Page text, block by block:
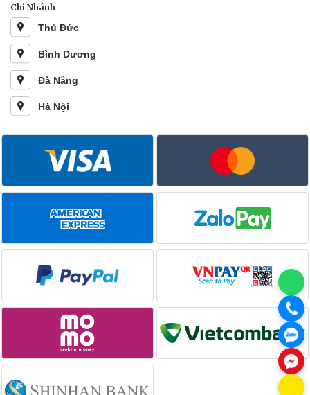
Chi Nhánh
Thủ Đức
Bình Dương
Đà Nẵng
Hà Nội